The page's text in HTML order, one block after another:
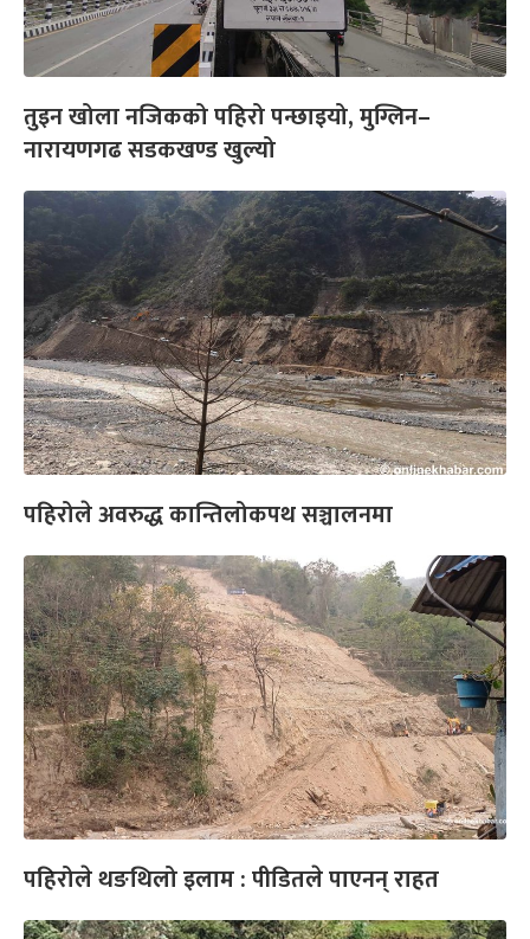
तुइन खोला नजिकको पहिरो पन्छाइयो, मुग्लिन–
नारायणगढ सडकखण्ड खुल्यो
पहिरोले अवरुद्ध कान्तिलोकपथ सञ्चालनमा
पहिरोले थङथिलो इलाम : पीडितले पाएनन् राहत